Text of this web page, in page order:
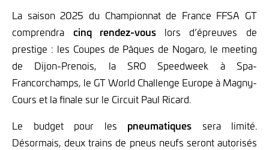
La saison 2025 du Championnat de France FFSA GT
comprendra cinq rendez-vous lors d’épreuves de
prestige : les Coupes de Pâques de Nogaro, le meeting
de Dijon-Prenois, la SRO Speedweek à Spa-
Francorchamps, le GT World Challenge Europe à Magny-
Cours et la finale sur le Circuit Paul Ricard.
Le budget pour les pneumatiques sera limité.
Désormais, deux trains de pneus neufs seront autorisés